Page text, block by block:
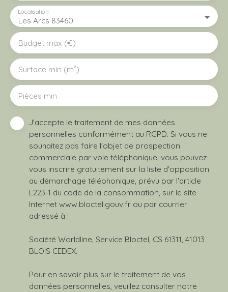
Les Arcs 83460
Localisation
Budget max (€)
Surface min (m²)
Pièces min
J'accepte le traitement de mes données
personnelles conformément au RGPD. Si vous ne
souhaitez pas faire l'objet de prospection
commerciale par voie téléphonique, vous pouvez
vous inscrire gratuitement sur la liste d'opposition
au démarchage téléphonique, prévu par l'article
L223-1 du code de la consommation, sur le site
Internet www.bloctel.gouv.fr ou par courrier
adressé à :
Société Worldline, Service Bloctel, CS 61311, 41013
BLOIS CEDEX.
Pour en savoir plus sur le traitement de vos
données personnelles, veuillez consulter notre